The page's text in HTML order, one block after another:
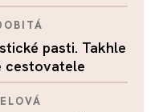
pasti. Takhle
cestovatele